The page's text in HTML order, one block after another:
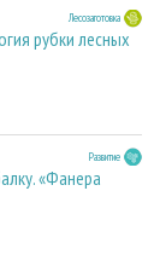
Лесозаготовка
рубки лесных
Развитие
«Фанера